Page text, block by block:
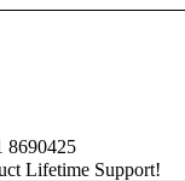
8690425
Lifetime Support!